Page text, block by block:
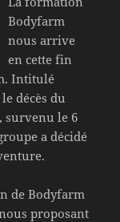
Bodyfarm
nous arrive
en cette fin
Intitulé
décès du
survenu le 6
a décidé
de Bodyfarm
proposant